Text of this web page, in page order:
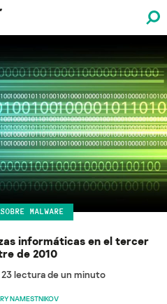
MALWARE
informáticas en el tercer
de 2010
23lectura de un minuto
NAMESTNIKOV